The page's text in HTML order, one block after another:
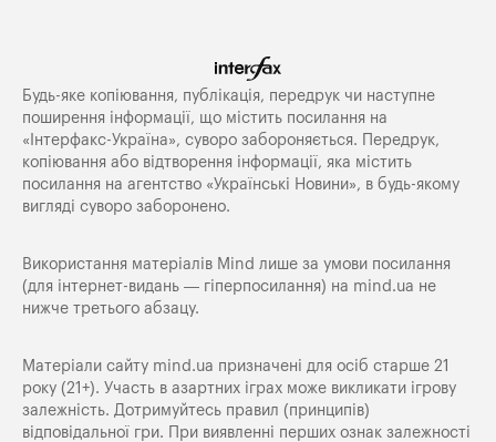
Будь-яке копiювання, публiкацiя, передрук чи наступне
поширення iнформацiї, що мiстить посилання на
«Iнтерфакс-Україна», суворо забороняється. Передрук,
копіювання або відтворення інформації, яка містить
посилання на агентство «Українські Новини», в будь-якому
вигляді суворо заборонено.
Використання матеріалів Mind лише за умови посилання
(для інтернет-видань — гіперпосилання) на mind.ua не
нижче третього абзацу.
Матеріали сайту mind.ua призначені для осіб старше 21
року (21+). Участь в азартних іграх може викликати ігрову
залежність. Дотримуйтесь правил (принципів)
відповідальної гри. При виявленні перших ознак залежності